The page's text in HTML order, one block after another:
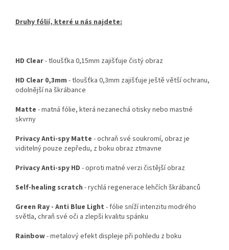
Druhy fólií, které u nás najdete:
HD Clear- tloušťka 0,15mm zajišťuje čistý obraz
HD Clear 0,3mm - tloušťka 0,3mm zajišťuje ještě větší ochranu,
odolnější na škrábance
Matte - matná fólie, která nezanechá otisky nebo mastné
skvrny
Privacy Anti-spy Matte - ochraň své soukromí, obraz je
viditelný pouze zepředu, z boku obraz ztmavne
Privacy Anti-spy HD - oproti matné verzi čistější obraz
Self-healing scratch - rychlá regenerace lehčích škrábanců
Green Ray - Anti Blue Light - fólie sníží intenzitu modrého
světla, chraň své oči a zlepši kvalitu spánku
Rainbow- metalový efekt displeje při pohledu z boku